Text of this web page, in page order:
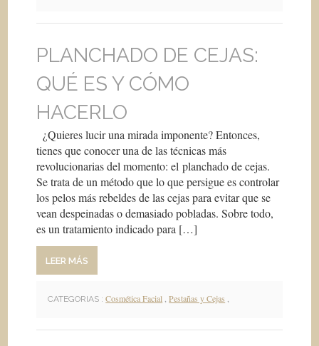
PLANCHADO DE CEJAS:
QUÉ ES Y CÓMO
HACERLO
¿Quieres lucir una mirada imponente? Entonces,
tienes que conocer una de las técnicas más
revolucionarias del momento: el planchado de cejas.
Se trata de un método que lo que persigue es controlar
los pelos más rebeldes de las cejas para evitar que se
vean despeinadas o demasiado pobladas. Sobre todo,
es un tratamiento indicado para […]
LEER MÁS
CATEGORIAS : Cosmética Facial ,Pestañas y Cejas ,